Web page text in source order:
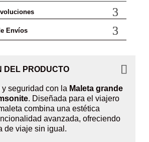
Envíos
DEL PRODUCTO
seguridad con la Maleta grande
. Diseñada para el viajero
combina una estética
avanzada, ofreciendo
de viaje sin igual.